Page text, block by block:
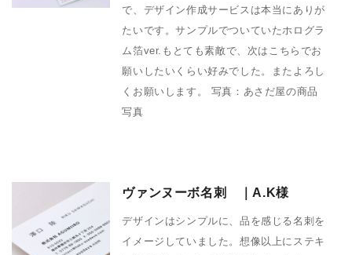
で、デザイン作成サービスは本当にありが
たいです。サンプルでついていたホログラ
ム箔ver.もとても素敵で、次はこちらでお
願いしたいくらい好みでした。またよろし
くお願いします。 写真：あさだ屋の商品
写真
ヴァンヌーボ名刺 ｜A.K様
デザインはシンプルに、品を感じる名刺を
イメージしていました。想像以上にステキ